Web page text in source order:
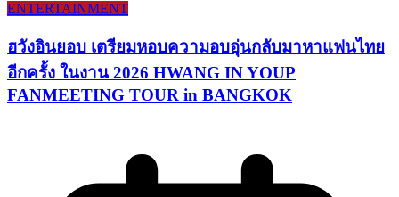
ENTERTAINMENT
ฮวังอินยอบ เตรียมหอบความอบอุ่นกลับมาหาแฟนไทย
อีกครั้ง ในงาน 2026 HWANG IN YOUP
FANMEETING TOUR in BANGKOK